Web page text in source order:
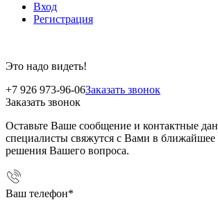
Вход
Регистрация
Это надо видеть!
+7 926 973-96-06Заказать звонок
Заказать звонок
Оставьте Ваше сообщение и контактные
специалисты свяжутся с Вами в ближайшее
решения Вашего вопроса.
Ваш телефон*